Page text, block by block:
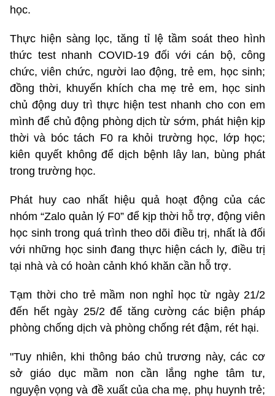
học.
Thực hiện sàng lọc, tăng tỉ lệ tầm soát theo hình
thức test nhanh COVID-19 đối với cán bộ, công
chức, viên chức, người lao động, trẻ em, học sinh;
đồng thời, khuyến khích cha mẹ trẻ em, học sinh
chủ động duy trì thực hiện test nhanh cho con em
mình để chủ động phòng dịch từ sớm, phát hiện kịp
thời và bóc tách F0 ra khỏi trường học, lớp học;
kiên quyết không để dịch bệnh lây lan, bùng phát
trong trường học.
Phát huy cao nhất hiệu quả hoạt động của các
nhóm “Zalo quản lý F0” để kịp thời hỗ trợ, động viên
học sinh trong quá trình theo dõi điều trị, nhất là đối
với những học sinh đang thực hiện cách ly, điều trị
tại nhà và có hoàn cảnh khó khăn cần hỗ trợ.
Tạm thời cho trẻ mầm non nghỉ học từ ngày 21/2
đến hết ngày 25/2 để tăng cường các biện pháp
phòng chống dịch và phòng chống rét đậm, rét hại.
"Tuy nhiên, khi thông báo chủ trương này, các cơ
sở giáo dục mầm non cần lắng nghe tâm tư,
nguyện vọng và đề xuất của cha mẹ, phụ huynh trẻ;